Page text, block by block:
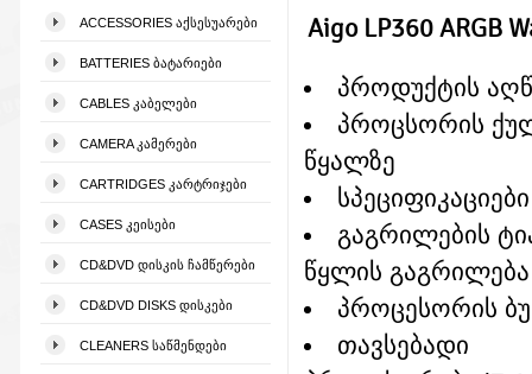
ACCESSORIES ᲐᲥᲡᲔᲡᲣᲐᲠᲔᲑᲘ
BATTERIES ᲑᲐᲢᲐᲠᲘᲔᲑᲘ
CABLES ᲙᲐᲑᲔᲚᲔᲑᲘ
CAMERA ᲙᲐᲛᲔᲠᲔᲑᲘ
CARTRIDGES ᲙᲐᲠᲢᲠᲘᲯᲔᲑᲘ
CASES ᲙᲔᲘᲡᲔᲑᲘ
CD&DVD ᲓᲘᲡᲙᲘᲡ ᲩᲐᲛᲬᲔᲠᲔᲑᲘ
CD&DVD DISKS ᲓᲘᲡᲙᲔᲑᲘ
CLEANERS ᲡᲐᲬᲛᲔᲜᲓᲔᲑᲘ
Aigo LP360 ARGB
პროდუქტის
პროცსორის
წყალზე
სპეციფიკაციები
გაგრილების
წყლის გაგრილება
პროცესორის
თავსებადი